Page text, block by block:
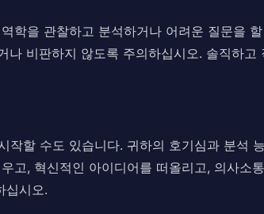
학을 관찰하고 분석하거나 어려운 질문을
비판하지 않도록 주의하십시오. 솔직하고
할 수도 있습니다. 귀하의 호기심과 분석
고, 혁신적인 아이디어를 떠올리고, 의사소
십시오.